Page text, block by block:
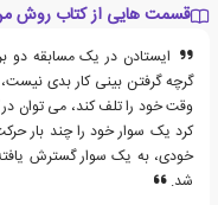
قسمت هایی از کتاب روش
ایستادن در یک مسابقه دو
گرچه گرفتن بینی کار بدی نیست،
وقت خود را تلف کند، می توان
کرد یک سوار خود را چند بار
خودی، به یک سوار گسترش
شد.